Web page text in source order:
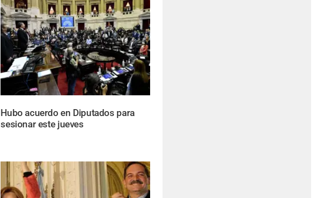
Hubo acuerdo en Diputados para
sesionar este jueves